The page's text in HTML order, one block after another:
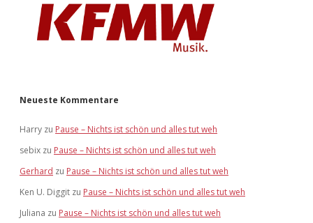
Neueste Kommentare
Harry zu Pause – Nichts ist schön und alles tut weh
sebix zu Pause – Nichts ist schön und alles tut weh
Gerhard zu Pause – Nichts ist schön und alles tut weh
Ken U. Diggit zu Pause – Nichts ist schön und alles tut weh
Juliana zu Pause – Nichts ist schön und alles tut weh